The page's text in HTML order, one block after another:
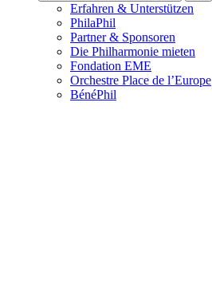
Erfahren & Unterstützen
PhilaPhil
Partner & Sponsoren
Die Philharmonie mieten
Fondation EME
Orchestre Place de l’Europe
BénéPhil